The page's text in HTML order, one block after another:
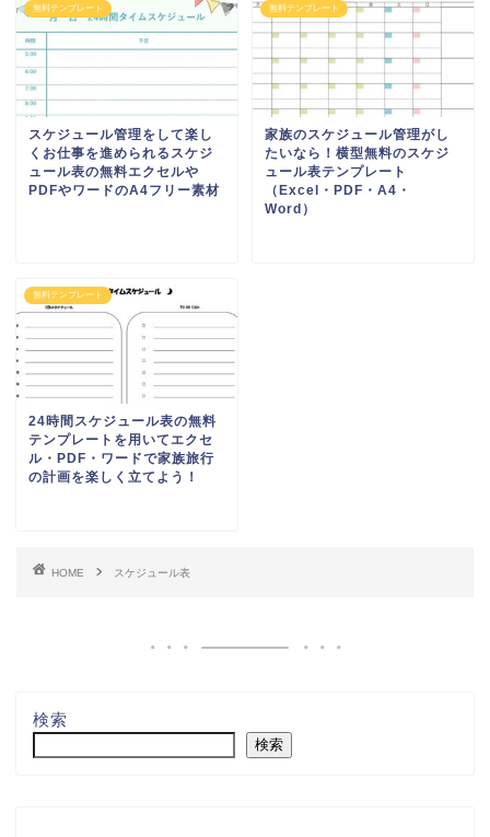
無料テンプレート
スケジュール管理をして楽し
くお仕事を進められるスケジ
ュール表の無料エクセルや
PDFやワードのA4フリー素材
無料テンプレート
家族のスケジュール管理がし
たいなら！横型無料のスケジ
ュール表テンプレート
（Excel・PDF・A4・
Word）
無料テンプレート
24時間スケジュール表の無料
テンプレートを用いてエクセ
ル・PDF・ワードで家族旅行
の計画を楽しく立てよう！
HOME スケジュール表
検索
検索